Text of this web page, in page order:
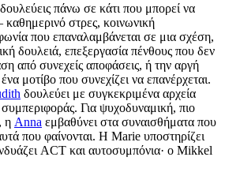
πάνω σε κάτι που μπορεί να
στρες, κοινωνική
που επαναλαμβάνεται σε μια σχέση,
δουλειά, επεξεργασία πένθους που δεν
από συνεχείς αποφάσεις, ή την αργή
μοτίβο που συνεχίζει να επανέρχεται.
δουλεύει με συγκεκριμένα αρχεία
Για ψυχοδυναμική, πιο
η Anna εμβαθύνει στα συναισθήματα που
που φαίνονται. Η Marie υποστηρίζει
ACT και αυτοσυμπόνια· ο Mikkel